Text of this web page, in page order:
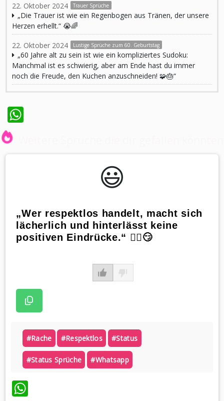
22. Oktober 2024 Trauer Sprüche
„Die Trauer ist wie ein Regenbogen aus Tränen, der unsere
Herzen erhellt.“ 😭🌈
22. Oktober 2024 Lustige Sprüche zum 60. Geburtstag
„60 Jahre alt zu sein ist wie ein kompliziertes Sudoku:
Manchmal ist es schwierig, aber am Ende hast du immer
noch die Freude, den Kuchen anzuschneiden! 🧩🎂“
😃️
„Wer respektlos handelt, macht sich
lächerlich und hinterlässt keine
positiven Eindrücke.“ 🤦‍♂️😏
#rache #respektlos #status
#status Sprüche #whatsapp
WhatsApp